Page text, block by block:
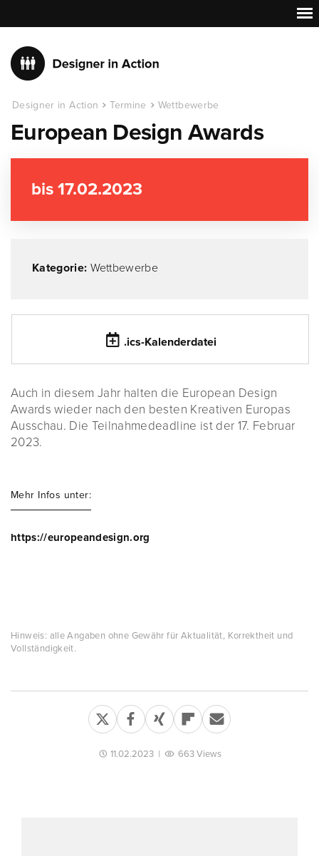
Designer in Action Termine Wettbewerbe
European Design Awards
bis 17.02.2023
Kategorie: Wettbewerbe
.ics-Kalenderdatei
Auch in diesem Jahr halten die European Design
Awards wieder nach den besten Kreativen Europas
Ausschau. Die Teilnahmedeadline ist der 17. Februar
2023.
Mehr Infos unter:
https://europeandesign.org
Hinweis: alle Angaben ohne Gewähr für Aktualität, Korrektheit und
Vollständigkeit.
11.02.2023| 663 Views